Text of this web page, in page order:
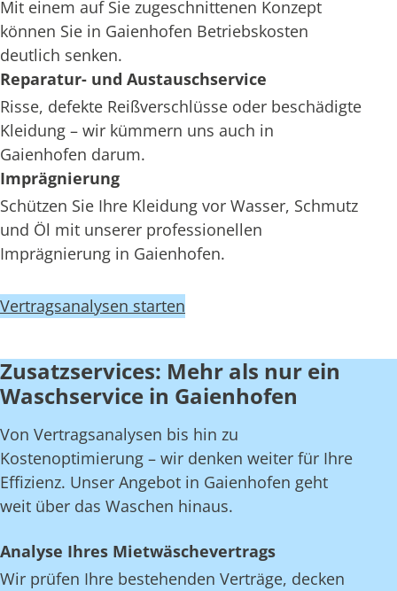
Mit einem auf Sie zugeschnittenen Konzept
können Sie in Gaienhofen Betriebskosten
deutlich senken.
Reparatur- und Austauschservice
Risse, defekte Reißverschlüsse oder beschädigte
Kleidung – wir kümmern uns auch in
Gaienhofen darum.
Imprägnierung
Schützen Sie Ihre Kleidung vor Wasser, Schmutz
und Öl mit unserer professionellen
Imprägnierung in Gaienhofen.
Vertragsanalysen starten
Zusatzservices: Mehr als nur ein
Waschservice in Gaienhofen
Von Vertragsanalysen bis hin zu
Kostenoptimierung – wir denken weiter für Ihre
Effizienz. Unser Angebot in Gaienhofen geht
weit über das Waschen hinaus.
Analyse Ihres Mietwäschevertrags
Wir prüfen Ihre bestehenden Verträge, decken